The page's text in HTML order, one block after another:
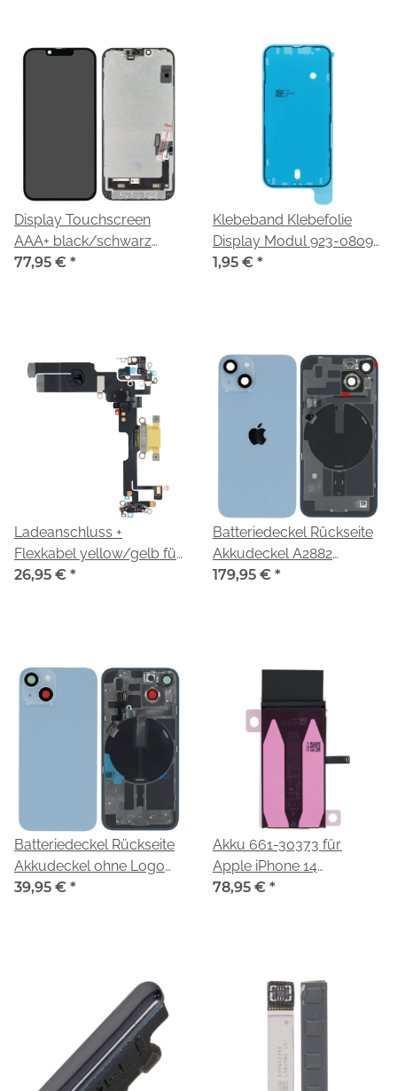
Display Touchscreen
AAA+ black/schwarz
passend für iPhone 14
77,95 € *
Klebeband Klebefolie
Display Modul 923-08090
für Apple iPhone 14
1,95 € *
Ladeanschluss +
Flexkabel yellow/gelb für
Apple iPhone 14 (A2883,
26,95 € *
Batteriedeckel Rückseite
Akkudeckel A2882
blue/blau 661-30416 für
179,95 € *
Batteriedeckel Rückseite
Akkudeckel ohne Logo
A2882 blue/blau für
39,95 € *
Akku 661-30373 für
Apple iPhone 14
78,95 € *